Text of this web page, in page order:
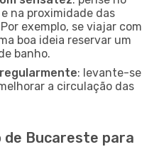
na proximidade das
exemplo, se viajar com
boa ideia reservar um
banho.
: levante-se
a circulação das
de Bucareste para